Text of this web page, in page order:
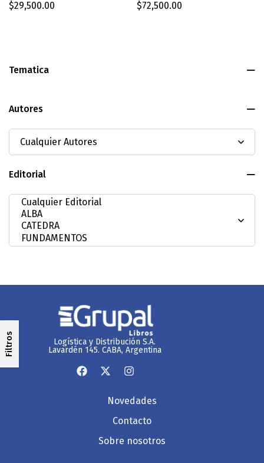
Tematica
Autores
Editorial
Filtros
$29,500.00 $72,500.00
Logística y Distribución S.A.
Lavardén 145. CABA, Argentina
Novedades
Contacto
Sobre nosotros